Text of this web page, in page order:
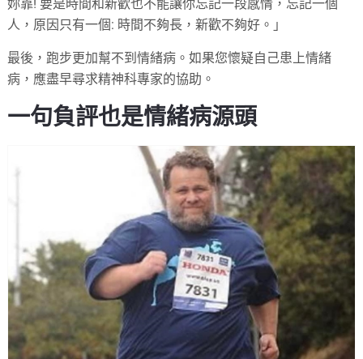
妳靠! 要是時間和新歡也不能讓你忘記一段感情，忘記一個
人，原因只有一個: 時間不夠長，新歡不夠好。」
最後，跑步更加幫不到情緒病。如果您懷疑自己患上情緒
病，應盡早尋求精神科專家的協助。
一句負評也是情緒病源頭